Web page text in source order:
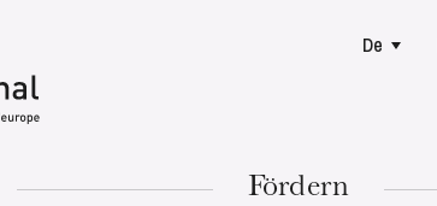
De
Fördern